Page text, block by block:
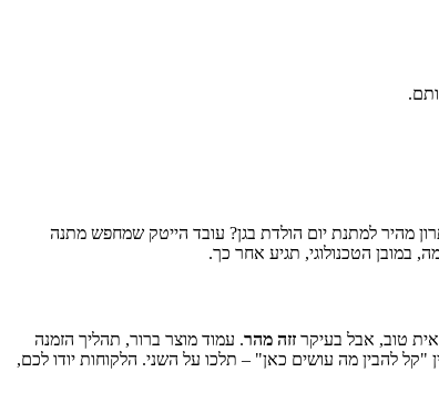
מהיר למתנת יום הולדת בגן? עובד הייטק שמחפש מתנה
במובן הטכנולוגי, תגיע אחר כך.
טוב, אבל בעיקר זזה מהר. עמוד מוצר ברור, תהליך הזמנה
"קל להבין מה עושים כאן" – תלכו על השני. הלקוחות יודו לכם,